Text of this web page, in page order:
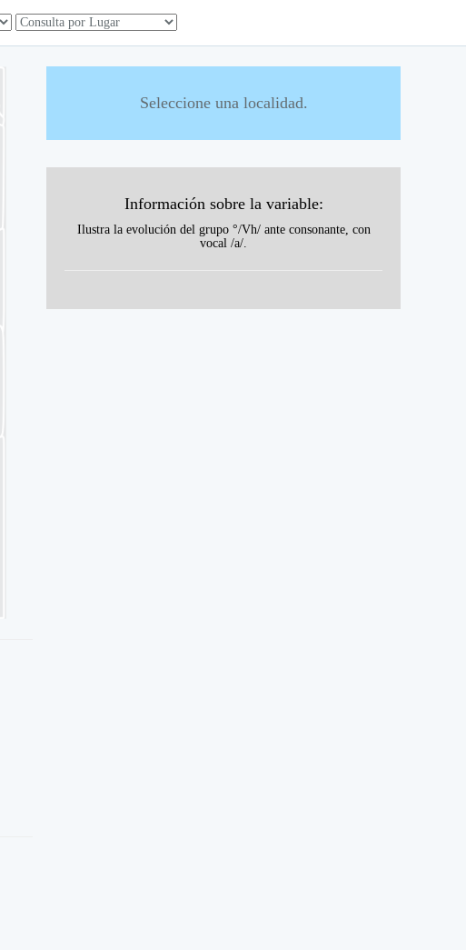
Seleccione una localidad.
Información sobre la variable:
Ilustra la evolución del grupo °/Vh/ ante consonante, con
vocal /a/.